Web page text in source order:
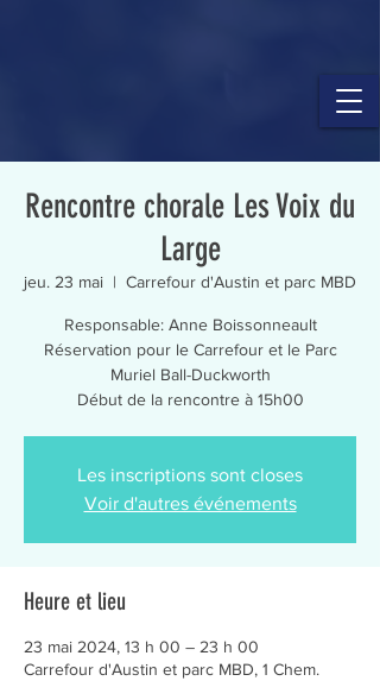
Rencontre chorale Les Voix du
Large
jeu. 23 mai
  |
Carrefour d'Austin et parc MBD
Responsable: Anne Boissonneault
Réservation pour le Carrefour et le Parc
Muriel Ball-Duckworth
Début de la rencontre à 15h00
Les inscriptions sont closes
Voir d'autres événements
Heure et lieu
23 mai 2024, 13 h 00 – 23 h 00
Carrefour d'Austin et parc MBD, 1 Chem.